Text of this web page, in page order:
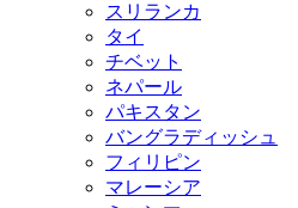
スリランカ
タイ
チベット
ネパール
パキスタン
バングラディッシュ
フィリピン
マレーシア